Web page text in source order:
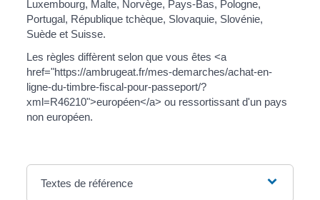
Luxembourg, Malte, Norvège, Pays-Bas, Pologne,
Portugal, République tchèque, Slovaquie, Slovénie,
Suède et Suisse.
Les règles diffèrent selon que vous êtes <a
href="https://ambrugeat.fr/mes-demarches/achat-en-
ligne-du-timbre-fiscal-pour-passeport/?
xml=R46210">européen</a> ou ressortissant d'un pays
non européen.
Textes de référence